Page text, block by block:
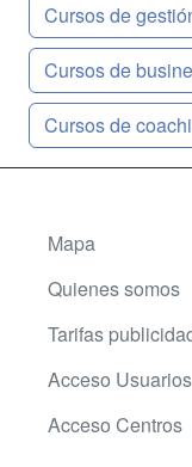
Cursos de
Cursos de
Cursos de
Mapa
Quienes somos
Tarifas
Acceso Usuarios
Acceso Centros